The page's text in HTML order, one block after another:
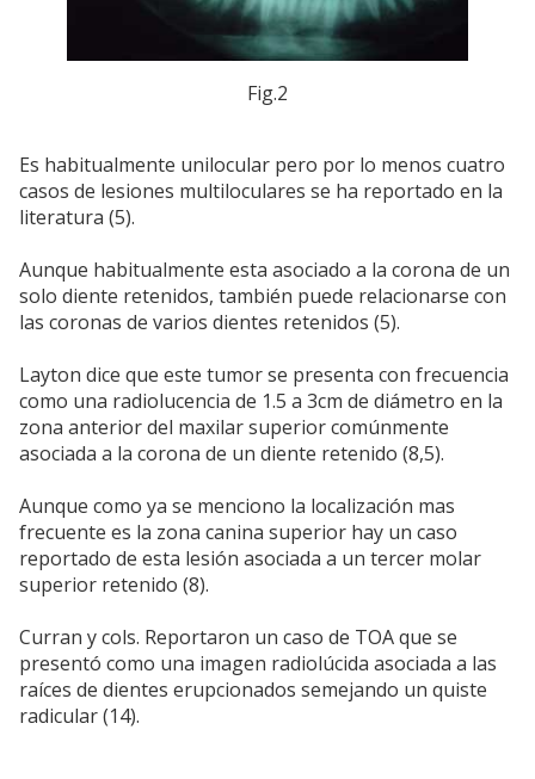
Fig.2
Es habitualmente unilocular pero por lo menos cuatro
casos de lesiones multiloculares se ha reportado en la
literatura (5).
Aunque habitualmente esta asociado a la corona de un
solo diente retenidos, también puede relacionarse con
las coronas de varios dientes retenidos (5).
Layton dice que este tumor se presenta con frecuencia
como una radiolucencia de 1.5 a 3cm de diámetro en la
zona anterior del maxilar superior comúnmente
asociada a la corona de un diente retenido (8,5).
Aunque como ya se menciono la localización mas
frecuente es la zona canina superior hay un caso
reportado de esta lesión asociada a un tercer molar
superior retenido (8).
Curran y cols. Reportaron un caso de TOA que se
presentó como una imagen radiolúcida asociada a las
raíces de dientes erupcionados semejando un quiste
radicular (14).